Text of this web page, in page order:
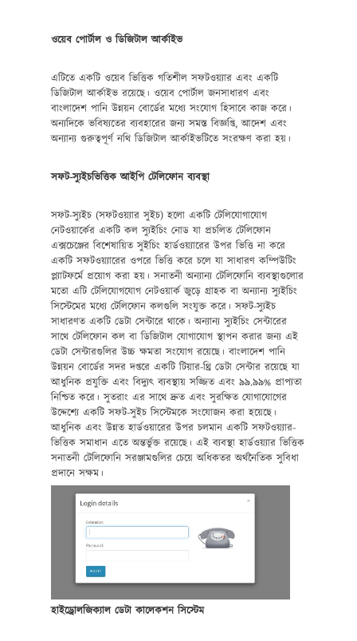
ওয়েব পোর্টাল ও ডিজিটাল আর্কাইভ
এটিতে একটি ওয়েব ভিত্তিক গতিশীল সফটওয়্যার এবং একটি
ডিজিটাল আর্কাইভ রয়েছে। ওয়েব পোর্টাল জনসাধারণ এবং
বাংলাদেশ পানি উন্নয়ন বোর্ডের মধ্যে সংযোগ হিসাবে কাজ করে।
অন্যদিকে ভবিষ্যতের ব্যবহারের জন্য সমস্ত বিজ্ঞপ্তি, আদেশ এবং
অন্যান্য গুরুত্বপূর্ণ নথি ডিজিটাল আর্কাইভটিতে সংরক্ষণ করা হয়।
সফট-স্যুইচভিত্তিক আইপি টেলিফোন ব্যবস্থা
সফট-স্যুইচ (সফটওয়্যার সুইচ) হলো একটি টেলিযোগাযোগ
নেটওয়ার্কের একটি কল স্যুইচিং নোড যা প্রচলিত টেলিফোন
এক্সচেঞ্জের বিশেষায়িত সুইচিং হার্ডওয়্যারের উপর ভিত্তি না করে
একটি সফটওয়্যারের ওপরে ভিত্তি করে চলে যা সাধারণ কম্পিউটিং
প্ল্যাটফর্মে প্রয়োগ করা হয়। সনাতনী অন্যান্য টেলিফোনি ব্যবস্থাগুলোর
মতো এটি টেলিযোগযোগ নেটওয়ার্ক জুড়ে গ্রাহক বা অন্যান্য স্যুইচিং
সিস্টেমের মধ্যে টেলিফোন কলগুলি সংযুক্ত করে। সফট-স্যুইচ
সাধারণত একটি ডেটা সেন্টারে থাকে। অন্যান্য স্যুইচিং সেন্টারের
সাথে টেলিফোন কল বা ডিজিটাল যোগাযোগ স্থাপন করার জন্য এই
ডেটা সেন্টারগুলির উচ্চ ক্ষমতা সংযোগ রয়েছে। বাংলাদেশ পানি
উন্নয়ন বোর্ডের সদর দপ্তরে একটি টিয়ার-থ্রি ডেটা সেন্টার রয়েছে যা
আধুনিক প্রযুক্তি এবং বিদ্যুৎ ব্যবস্থায় সজ্জিত এবং ৯৯.৯৯% প্রাপ্যতা
নিশ্চিত করে। সুতরাং এর সাথে দ্রুত এবং সুরক্ষিত যোগাযোগের
উদ্দেশ্যে একটি সফট-সুইচ সিস্টেমকে সংযোজন করা হয়েছে।
আধুনিক এবং উন্নত হার্ডওয়ারের উপর চলমান একটি সফটওয়্যার-
ভিত্তিক সমাধান এতে অন্তর্ভুক্ত রয়েছে। এই ব্যবস্থা হার্ডওয়্যার ভিত্তিক
সনাতনী টেলিফোনি সরঞ্জামগুলির চেয়ে অধিকতর অর্থনৈতিক সুবিধা
প্রদানে সক্ষম।
হাইড্রোলজিক্যাল ডেটা কালেকশন সিস্টেম